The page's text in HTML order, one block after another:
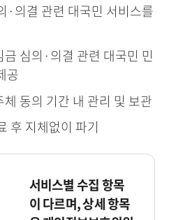
·의결 관련 대국민 서비스를
금 심의·의결 관련 대국민 민
공
체 동의 기간 내 관리 및 보관
후 지체없이 파기
서비스별 수집 항목
이 다르며, 상세 항목